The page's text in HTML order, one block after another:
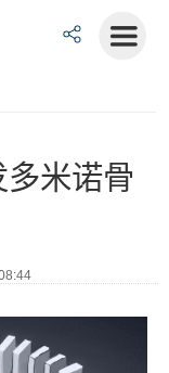
多米诺骨